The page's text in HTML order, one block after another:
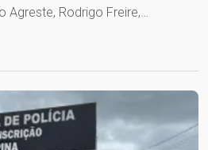
Agreste, Rodrigo Freire,…